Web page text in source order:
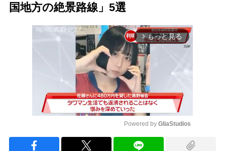
国地方の絶景路線」5選
arrow_forward_ios もっと見る
Powered by GliaStudios